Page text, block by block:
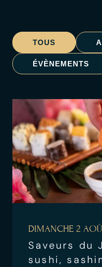
ÉVÈNEMENTS
TOUS
DIMANCHE 2
Saveurs du
sushi,